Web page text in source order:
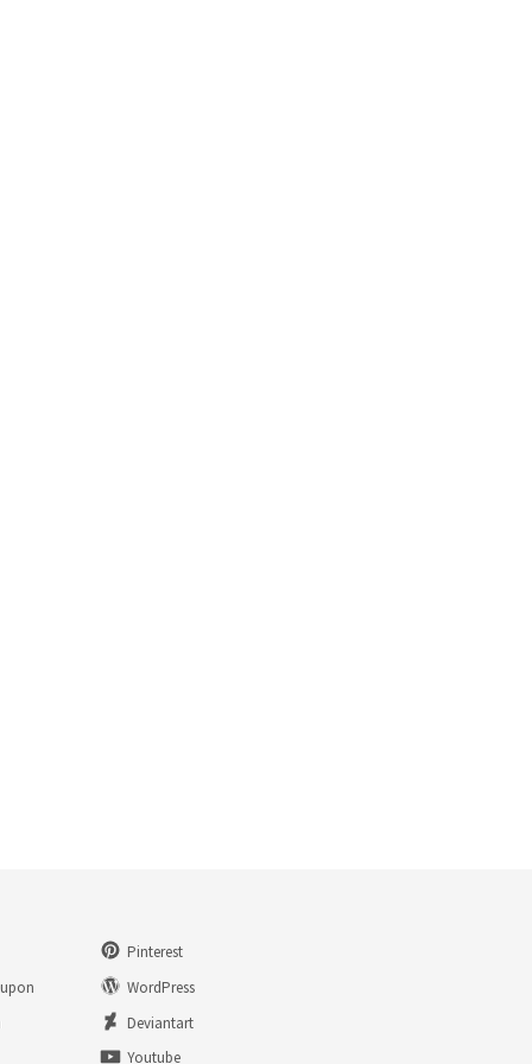
Pinterest
WordPress
Deviantart
Youtube